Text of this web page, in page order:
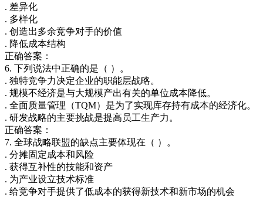
. 差异化
. 多样化
. 创造出多余竞争对手的价值
. 降低成本结构
正确答案：
6. 下列说法中正确的是（ ）。
. 独特竞争力决定企业的职能层战略。
. 规模不经济是与大规模产出有关的单位成本降低。
. 全面质量管理（TQM）是为了实现库存持有成本的经济化。
. 研发战略的主要挑战是提高员工生产力。
正确答案：
7. 全球战略联盟的缺点主要体现在（ ）。
. 分摊固定成本和风险
. 获得互补性的技能和资产
. 为产业设立技术标准
. 给竞争对手提供了低成本的获得新技术和新市场的机会